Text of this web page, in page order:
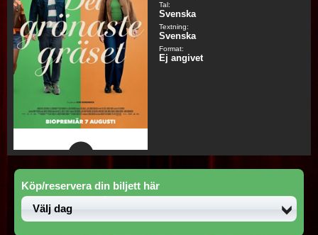
Tal:
Svenska
Textning:
Svenska
Format:
Ej angivet
Köp/reservera din biljett här